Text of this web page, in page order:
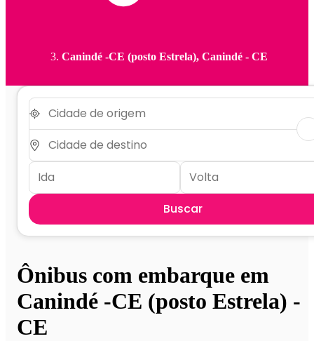
Canindé -CE (posto Estrela), Canindé - CE
Buscar
Ônibus com embarque em
Canindé -CE (posto Estrela) -
CE